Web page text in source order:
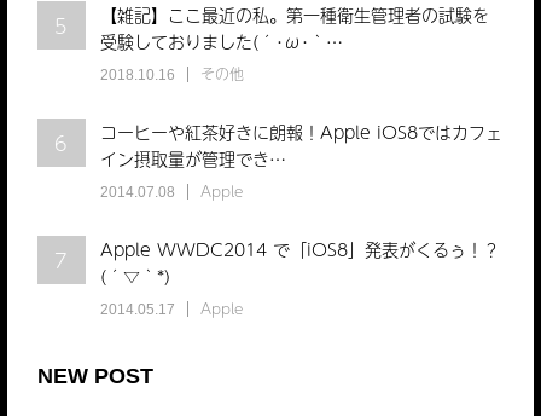
5
【雑記】ここ最近の私。第一種衛生管理者の試験を
受験しておりました(´･ω･｀…
2018.10.16 その他
6
コーヒーや紅茶好きに朗報！Apple iOS8ではカフェ
イン摂取量が管理でき…
2014.07.08 Apple
7
Apple WWDC2014 で「iOS8」発表がくるぅ！？
(´▽｀*)
2014.05.17 Apple
NEW POST